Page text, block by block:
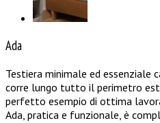
Ada
Testiera minimale ed essenziale
corre lungo tutto il perimetro
perfetto esempio di ottima
Ada, pratica e funzionale, è